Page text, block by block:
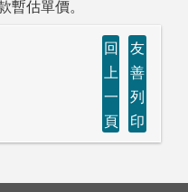
估單價。
回
上
一
頁
友
善
列
印